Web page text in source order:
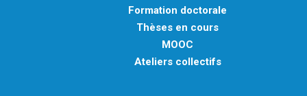
Formation doctorale
Thèses en cours
MOOC
Ateliers collectifs